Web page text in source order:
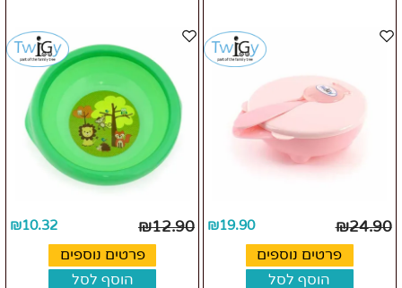
₪24.90
₪19.90
פרטים נוספים
הוסף לסל
₪12.90
₪10.32
פרטים נוספים
הוסף לסל